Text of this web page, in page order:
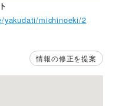
michinoeki/2
情報の修正を提案